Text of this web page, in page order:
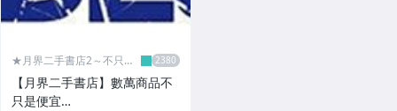
★月界二手書店2～不只是
【月界二手書店】數萬商品不
只是便宜…